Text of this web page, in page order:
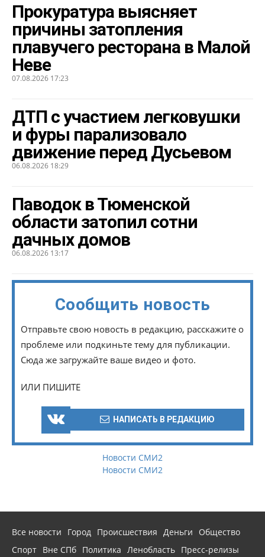
Прокуратура выясняет
причины затопления
плавучего ресторана в Малой
Неве
07.08.2026 17:23
ДТП с участием легковушки
и фуры парализовало
движение перед Дусьевом
06.08.2026 18:29
Паводок в Тюменской
области затопил сотни
дачных домов
06.08.2026 13:17
Сообщить новость
Отправьте свою новость в редакцию, расскажите о
проблеме или подкиньте тему для публикации.
Сюда же загружайте ваше видео и фото.
ИЛИ ПИШИТЕ
НАПИСАТЬ В РЕДАКЦИЮ
Новости СМИ2
Новости СМИ2
Все новости Город Происшествия Деньги
Общество
Спорт Вне СПб Политика Ленобласть Пресс-релизы